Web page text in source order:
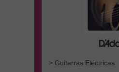
> Guitarras Eléctricas